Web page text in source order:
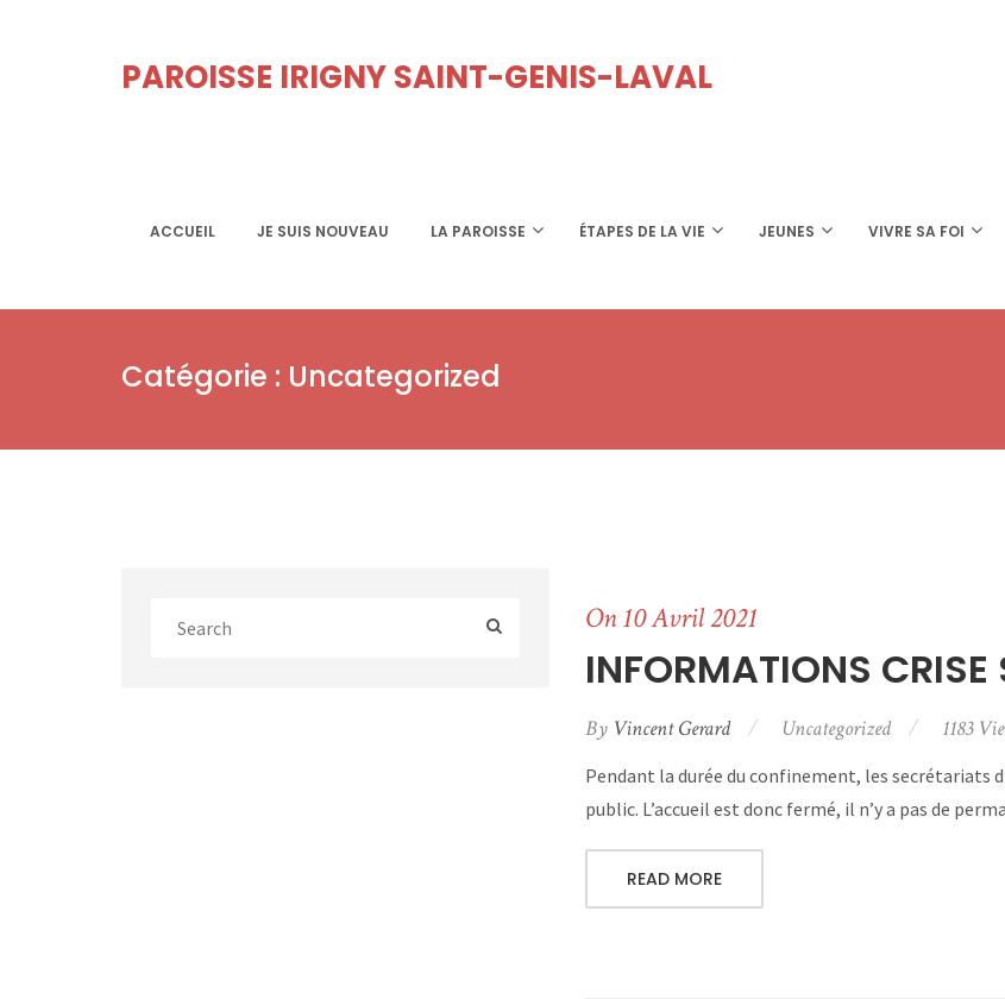
PAROISSE IRIGNY SAINT-GENIS-LAVAL
ACCUEIL JE SUIS NOUVEAU LA PAROISSE ÉTAPES DE LA VIE JEUNES VIVRE SA FOI
Catégorie : Uncategorized
On 10 Avril 2021
INFORMATIONS CRISE
By Vincent Gerard Uncategorized 1183
Pendant la durée du confinement, les secrétariats
public. L’accueil est donc fermé, il n’y a pas de
READ MORE